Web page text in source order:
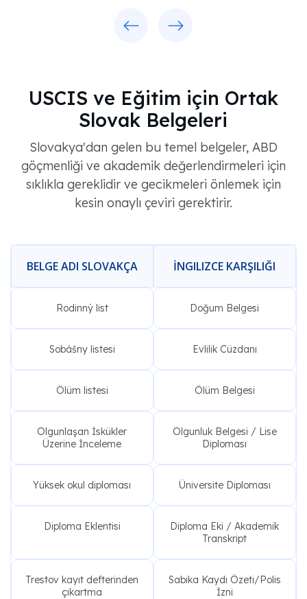
USCIS ve Eğitim için Ortak
Slovak Belgeleri
Slovakya'dan gelen bu temel belgeler, ABD
göçmenliği ve akademik değerlendirmeleri için
sıklıkla gereklidir ve gecikmeleri önlemek için
kesin onaylı çeviri gerektirir.
BELGE ADI SLOVAKÇA İNGILIZCE KARŞILIĞI
Rodinný list Doğum Belgesi
Sobášny listesi Evlilik Cüzdanı
Ölüm listesi Ölüm Belgesi
Olgunlaşan İskükler
Üzerine İnceleme
Olgunluk Belgesi / Lise
Diploması
Yüksek okul diploması Üniversite Diploması
Diploma Eklentisi
Diploma Eki / Akademik
Transkript
Trestov kayıt defterinden
çıkartma
Sabıka Kaydı Özeti/Polis
İzni